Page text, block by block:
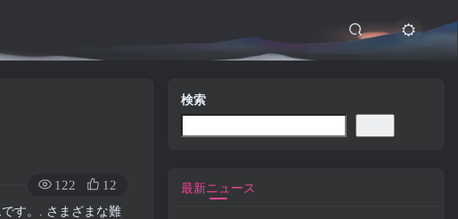
122 12
す。. さまざまな難
検索
最新ニュース